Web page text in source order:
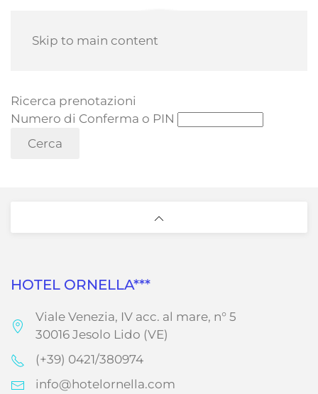
Skip to main content
Ricerca prenotazioni
Numero di Conferma o PIN
HOTEL ORNELLA***
Viale Venezia, IV acc. al mare, n° 5
30016 Jesolo Lido (VE)
(+39) 0421/380974
info@hotelornella.com